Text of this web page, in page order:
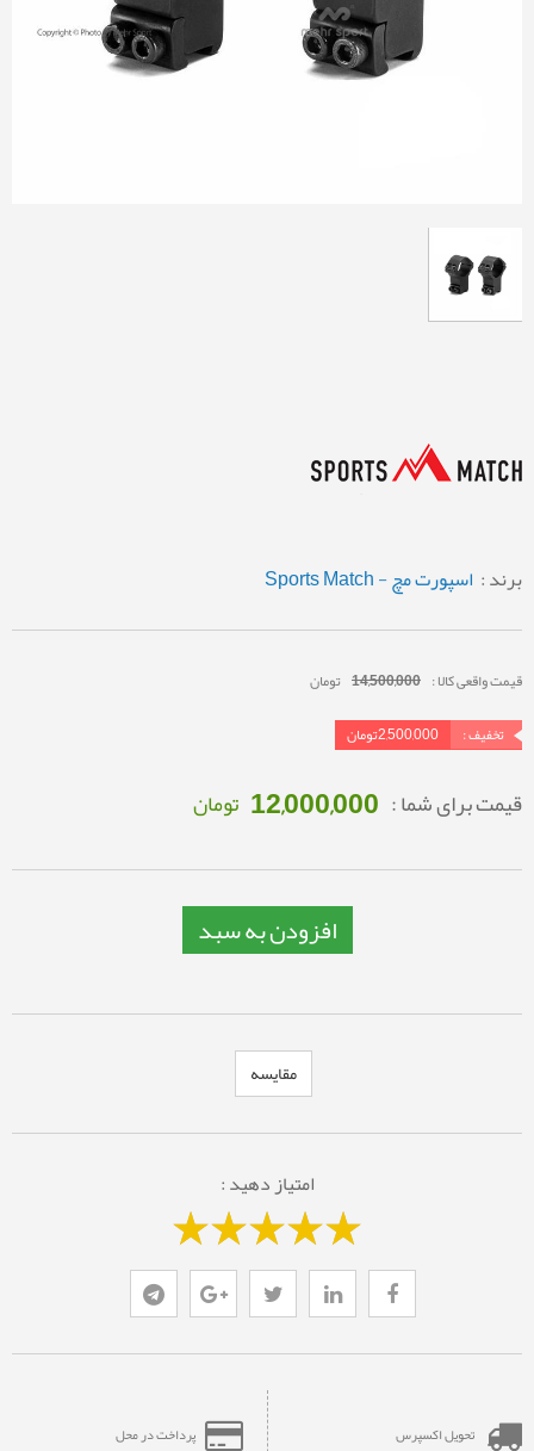
برند : اسپورت مچ - Sports Match
قیمت واقعی کالا : 14,500,000 تومان
تخفیف :
2,500,000تومان
قیمت برای شما : 12,000,000 تومان
افزودن به سبد
مقایسه
امتیاز دهید :
تحویل اکسپرس پرداخت در محل